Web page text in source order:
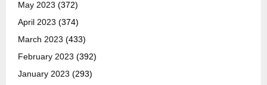
May 2023 (372)
April 2023 (374)
March 2023 (433)
February 2023 (392)
January 2023 (293)